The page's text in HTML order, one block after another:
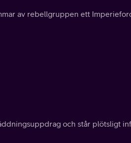
av rebellgruppen ett
och står plötsligt